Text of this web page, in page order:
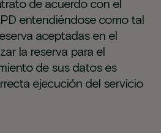
de acuerdo con el
entendiéndose como tal
aceptadas en el
la reserva para el
de sus datos es
ejecución del servicio